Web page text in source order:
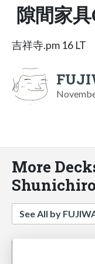
隙間家
吉祥寺.pm 16 LT
More
Shunichiro
See All by